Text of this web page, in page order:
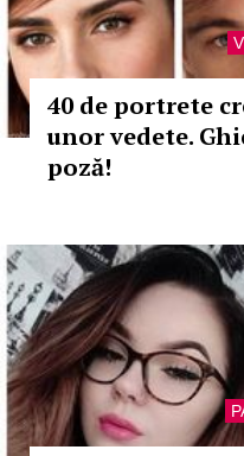
40 de portrete
unor vedete.
poză!